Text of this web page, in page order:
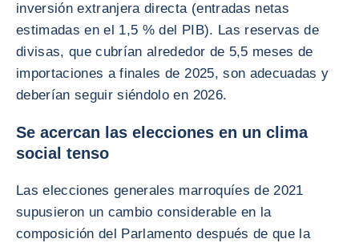
inversión extranjera directa (entradas netas
estimadas en el 1,5 % del PIB). Las reservas de
divisas, que cubrían alrededor de 5,5 meses de
importaciones a finales de 2025, son adecuadas y
deberían seguir siéndolo en 2026.
Se acercan las elecciones en un clima
social tenso
Las elecciones generales marroquíes de 2021
supusieron un cambio considerable en la
composición del Parlamento después de que la